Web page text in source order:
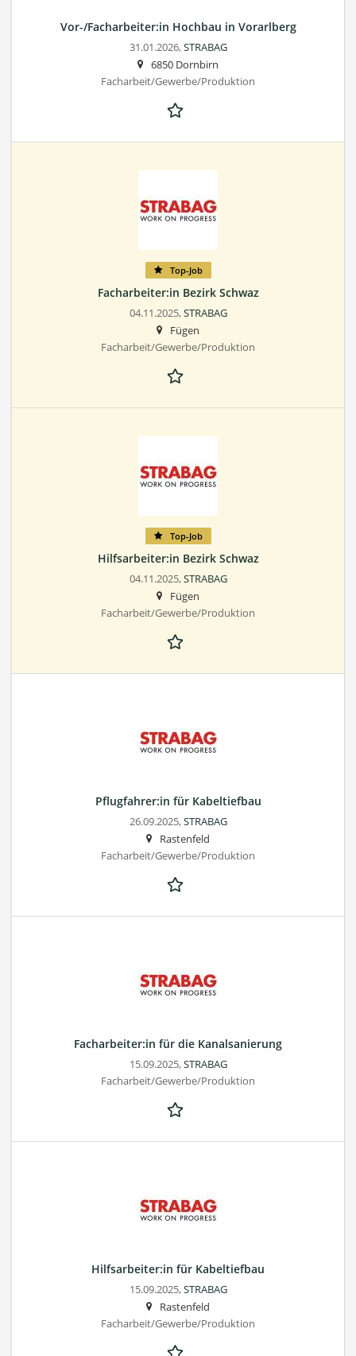
Vor-/Facharbeiter:in Hochbau in Vorarlberg
31.01.2026,STRABAG
6850 Dornbirn
Facharbeit/Gewerbe/Produktion
Top-Job
Facharbeiter:in Bezirk Schwaz
04.11.2025,STRABAG
Fügen
Facharbeit/Gewerbe/Produktion
Top-Job
Hilfsarbeiter:in Bezirk Schwaz
04.11.2025,STRABAG
Fügen
Facharbeit/Gewerbe/Produktion
Pflugfahrer:in für Kabeltiefbau
26.09.2025,STRABAG
Rastenfeld
Facharbeit/Gewerbe/Produktion
Facharbeiter:in für die Kanalsanierung
15.09.2025,STRABAG
Facharbeit/Gewerbe/Produktion
Hilfsarbeiter:in für Kabeltiefbau
15.09.2025,STRABAG
Rastenfeld
Facharbeit/Gewerbe/Produktion